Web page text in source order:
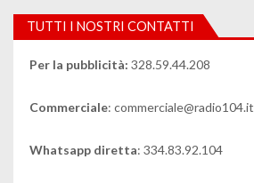
TUTTI I NOSTRI CONTATTI
Per la pubblicità: 328.59.44.208
Commerciale: commerciale@radio104.it
Whatsapp diretta: 334.83.92.104